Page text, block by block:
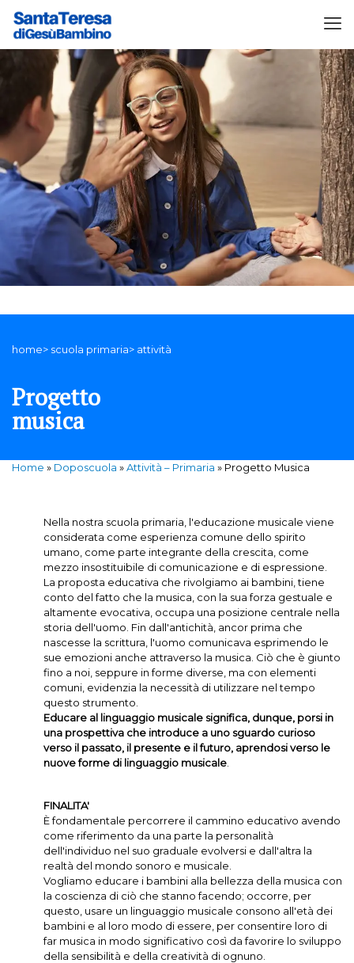
home> scuola primaria> attività
Progetto
musica
Home » Doposcuola »Attività – Primaria » Progetto Musica
Nella nostra scuola primaria, l'educazione musicale viene
considerata come esperienza comune dello spirito
umano, come parte integrante della crescita, come
mezzo insostituibile di comunicazione e di espressione.
La proposta educativa che rivolgiamo ai bambini, tiene
conto del fatto che la musica, con la sua forza gestuale e
altamente evocativa, occupa una posizione centrale nella
storia dell'uomo. Fin dall'antichità, ancor prima che
nascesse la scrittura, l'uomo comunicava esprimendo le
sue emozioni anche attraverso la musica. Ciò che è giunto
fino a noi, seppure in forme diverse, ma con elementi
comuni, evidenzia la necessità di utilizzare nel tempo
questo strumento.
Educare al linguaggio musicale significa, dunque, porsi in
una prospettiva che introduce a uno sguardo curioso
verso il passato, il presente e il futuro, aprendosi verso le
nuove forme di linguaggio musicale.
FINALITA'
È fondamentale percorrere il cammino educativo avendo
come riferimento da una parte la personalità
dell'individuo nel suo graduale evolversi e dall'altra la
realtà del mondo sonoro e musicale.
Vogliamo educare i bambini alla bellezza della musica con
la coscienza di ciò che stanno facendo; occorre, per
questo, usare un linguaggio musicale consono all'età dei
bambini e al loro modo di essere, per consentire loro di
far musica in modo significativo così da favorire lo sviluppo
della sensibilità e della creatività di ognuno.